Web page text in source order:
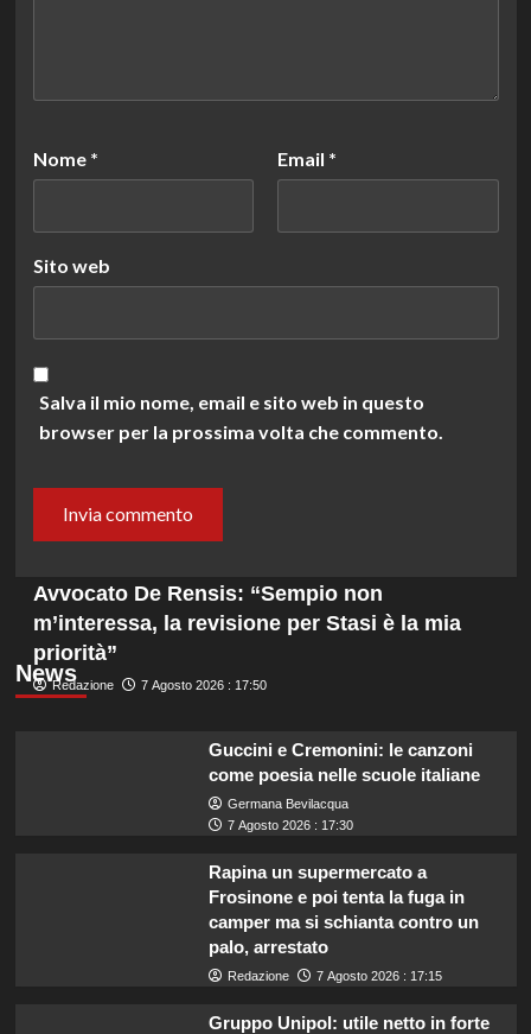
Nome * Email *
Sito web
Salva il mio nome, email e sito web in questo
browser per la prossima volta che commento.
News
Avvocato De Rensis: “Sempio non
m’interessa, la revisione per Stasi è la mia
priorità”
Redazione 7 Agosto 2026 : 17:50
Guccini e Cremonini: le canzoni
come poesia nelle scuole italiane
Germana Bevilacqua
7 Agosto 2026 : 17:30
Rapina un supermercato a
Frosinone e poi tenta la fuga in
camper ma si schianta contro un
palo, arrestato
Redazione 7 Agosto 2026 : 17:15
Gruppo Unipol: utile netto in forte